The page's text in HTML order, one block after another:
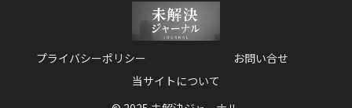
プライバシーポリシー
お問い合せ
当サイトについて